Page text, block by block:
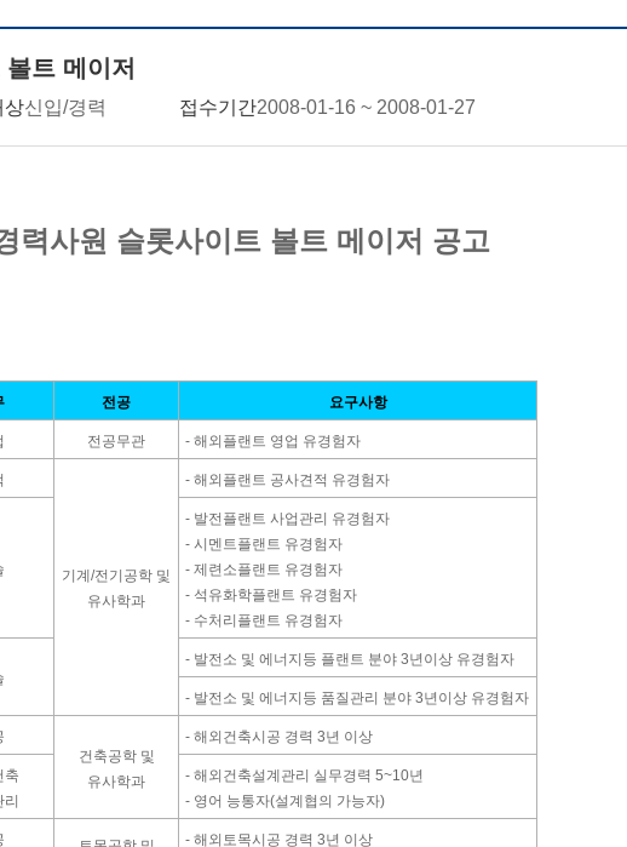
트 메이저
상신입/경력 접수기간2008-01-16 ~ 2008-01-27
력사원 슬롯사이트 볼트 메이저 공고
전공 요구사항
전공무관 - 해외플랜트 영업 유경험자
기계/전기공학 및
유사학과
- 해외플랜트 공사견적 유경험자
- 발전플랜트 사업관리 유경험자
- 시멘트플랜트 유경험자
- 제련소플랜트 유경험자
- 석유화학플랜트 유경험자
- 수처리플랜트 유경험자
- 발전소 및 에너지등 플랜트 분야 3년이상 유경험자
- 발전소 및 에너지등 품질관리 분야 3년이상 유경험자
건축공학 및
유사학과
- 해외건축시공 경력 3년 이상
축
- 해외건축설계관리 실무경력 5~10년
- 영어 능통자(설계협의 가능자)
- 해외토목시공 경력 3년 이상